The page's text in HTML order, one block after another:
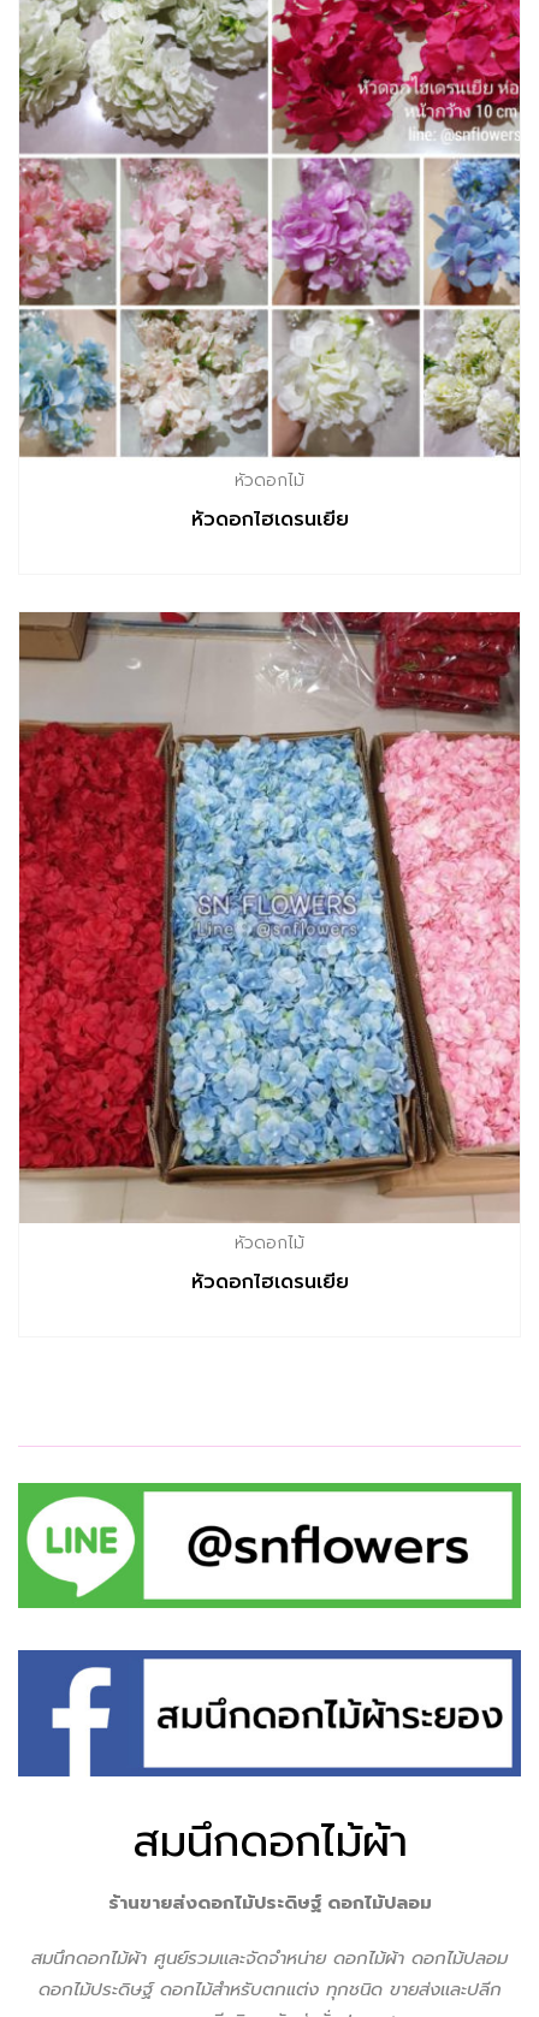
หัวดอกไม้
หัวดอกไฮเดรนเยีย
หัวดอกไม้
หัวดอกไฮเดรนเยีย
สมนึกดอกไม้ผ้า
ร้านขายส่งดอกไม้ประดิษฐ์ ดอกไม้ปลอม
สมนึกดอกไม้ผ้า ศูนย์รวมเเละจัดจำหน่าย ดอกไม้ผ้า ดอกไม้ปลอม
ดอกไม้ประดิษฐ์ ดอกไม้สำหรับตกแต่ง ทุกชนิด ขายส่งเเละปลีก